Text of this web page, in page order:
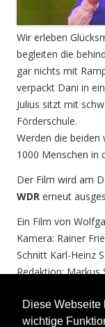
Diese Webseite
wichtige
Wir erleben
begleiten die
gar nichts mit
verpackt Dani in
Julius sitzt mit
Förderschule.
Werden die
1000 Menschen in
Der Film wird am
WDR erneut
Ein Film von
Kamera: Rainer
Schnitt Karl-Heinz
Redaktion: Markus